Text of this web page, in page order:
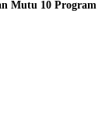
Mutu 10 Program